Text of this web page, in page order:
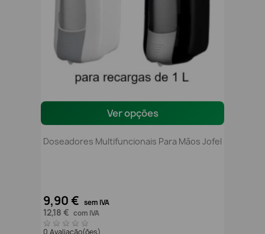
Ver opções
Doseadores Multifuncionais Para Mãos Jofel
9,90 € sem IVA
12,18 € com IVA